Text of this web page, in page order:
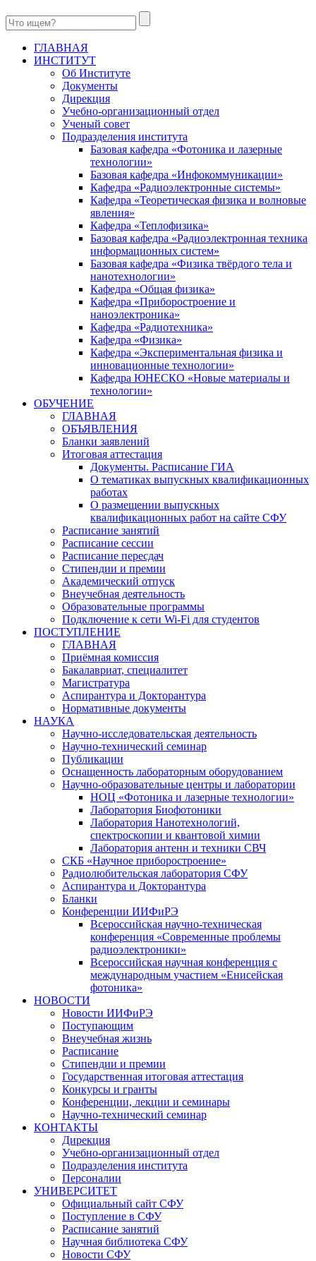
ГЛАВНАЯ
ИНСТИТУТ
Об Институте
Документы
Дирекция
Учебно-организационный отдел
Ученый совет
Подразделения института
Базовая кафедра «Фотоника и лазерные
технологии»
Базовая кафедра «Инфокоммуникации»
Кафедра «Радиоэлектронные системы»
Кафедра «Теоретическая физика и волновые
явления»
Кафедра «Теплофизика»
Базовая кафедра «Радиоэлектронная техника
информационных систем»
Базовая кафедра «Физика твёрдого тела и
нанотехнологии»
Кафедра «Общая физика»
Кафедра «Приборостроение и
наноэлектроника»
Кафедра «Радиотехника»
Кафедра «Физика»
Кафедра «Экспериментальная физика и
инновационные технологии»
Кафедра ЮНЕСКО «Новые материалы и
технологии»
ОБУЧЕНИЕ
ГЛАВНАЯ
ОБЪЯВЛЕНИЯ
Бланки заявлений
Итоговая аттестация
Документы. Расписание ГИА
О тематиках выпускных квалификационных
работах
О размещении выпускных
квалификационных работ на сайте СФУ
Расписание занятий
Расписание сессии
Расписание пересдач
Стипендии и премии
Академический отпуск
Внеучебная деятельность
Образовательные программы
Подключение к сети Wi-Fi для студентов
ПОСТУПЛЕНИЕ
ГЛАВНАЯ
Приёмная комиссия
Бакалавриат, специалитет
Магистратура
Аспирантура и Докторантура
Нормативные документы
НАУКА
Научно-исследовательская деятельность
Научно-технический семинар
Публикации
Оснащенность лабораторным оборудованием
Научно-образовательные центры и лаборатории
НОЦ «Фотоника и лазерные технологии»
Лаборатория Биофотоники
Лаборатория Нанотехнологий,
спектроскопии и квантовой химии
Лаборатория антенн и техники СВЧ
СКБ «Научное приборостроение»
Радиолюбительская лаборатория СФУ
Аспирантура и Докторантура
Бланки
Конференции ИИФиРЭ
Всероссийская научно-техническая
конференция «Современные проблемы
радиоэлектроники»
Всероссийская научная конференция с
международным участием «Енисейская
фотоника»
НОВОСТИ
Новости ИИФиРЭ
Поступающим
Внеучебная жизнь
Расписание
Стипендии и премии
Государственная итоговая аттестация
Конкурсы и гранты
Конференции, лекции и семинары
Научно-технический семинар
КОНТАКТЫ
Дирекция
Учебно-организационный отдел
Подразделения института
Персоналии
УНИВЕРСИТЕТ
Официальный сайт СФУ
Поступление в СФУ
Расписание занятий
Научная библиотека СФУ
Новости СФУ